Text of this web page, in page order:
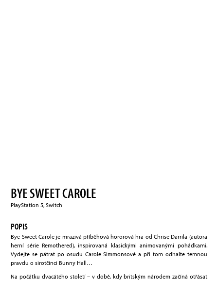
BYE SWEET CAROLE
PlayStation 5, Switch
POPIS
Bye Sweet Carole je mrazivá příběhová hororová hra od Chrise Darrila (autora
herní série Remothered), inspirovaná klasickými animovanými pohádkami.
Vydejte se pátrat po osudu Carole Simmonsové a při tom odhalte temnou
pravdu o sirotčinci Bunny Hall…
Na počátku dvacátého století – v době, kdy britským národem začíná otřásat